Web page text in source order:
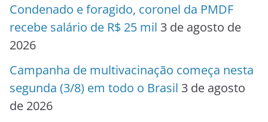
Condenado e foragido, coronel da PMDF
recebe salário de R$ 25 mil 3 de agosto de
2026
Campanha de multivacinação começa nesta
segunda (3/8) em todo o Brasil 3 de agosto
de 2026